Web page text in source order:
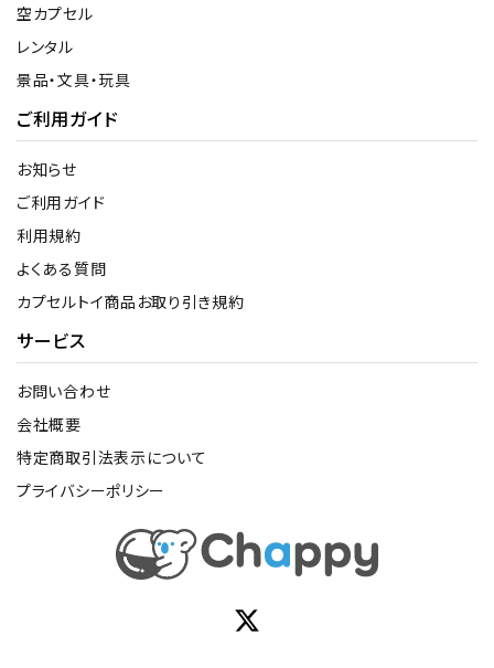
空カプセル
レンタル
景品・文具・玩具
ご利用ガイド
お知らせ
ご利用ガイド
利用規約
よくある質問
カプセルトイ商品お取り引き規約
サービス
お問い合わせ
会社概要
特定商取引法表示について
プライバシーポリシー